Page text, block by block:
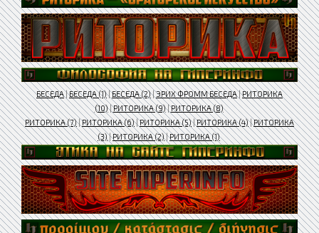
БЕСЕДА|БЕСЕДА (1)|БЕСЕДА (2)|ЭРИХ ФРОММ БЕСЕДА|РИТОРИКА
(10)|РИТОРИКА (9)|РИТОРИКА (8)
РИТОРИКА (7)|РИТОРИКА (6)|РИТОРИКА (5)|РИТОРИКА (4)|РИТОРИКА
(3)|РИТОРИКА (2)|РИТОРИКА (1)